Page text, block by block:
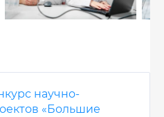
научно-
«Большие